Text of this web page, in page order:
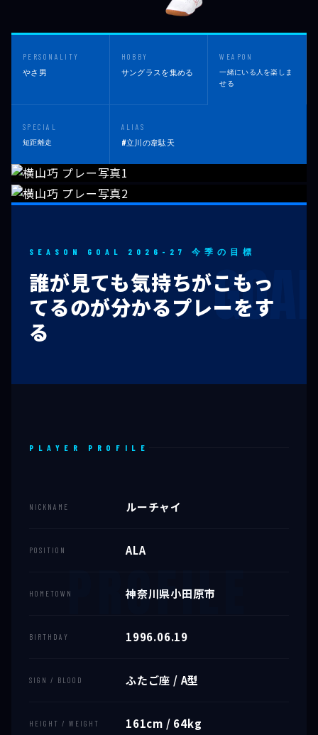
PERSONALITY
やさ男
HOBBY
サングラスを集める
WEAPON
一緒にいる人を楽しま
せる
SPECIAL
短距離走
ALIAS
#立川の韋駄天
SEASON GOAL 2026-27 今季の目標
誰が見ても気持ちがこもっ
てるのが分かるプレーをす
る
PLAYER PROFILE
NICKNAME ルーチャイ
POSITION ALA
HOMETOWN 神奈川県小田原市
BIRTHDAY 1996.06.19
SIGN / BLOOD ふたご座 / A型
HEIGHT / WEIGHT 161cm / 64kg